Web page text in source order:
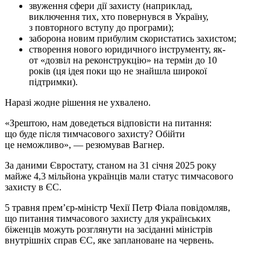
звуження сфери дії захисту (наприклад,
виключення тих, хто повернувся в Україну,
з повторного вступу до програми);
заборона новим прибулим скористатись захистом;
створення нового юридичного інструменту, як-
от «дозвіл на реконструкцію» на термін до 10
років (ця ідея поки що не знайшла широкої
підтримки).
Наразі жодне рішення не ухвалено.
«Зрештою, нам доведеться відповісти на питання:
що буде після тимчасового захисту? Обійти
це неможливо», — резюмував Вагнер.
За даними Євростату, станом на 31 січня 2025 року
майже 4,3 мільйона українців мали статус тимчасового
захисту в ЄС.
5 травня прем’єр-міністр Чехії Петр Фіала повідомляв,
що питання тимчасового захисту для українських
біженців можуть розглянути на засіданні міністрів
внутрішніх справ ЄС, яке заплановане на червень.